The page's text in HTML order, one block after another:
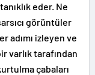
eder. Ne
görüntüler
adımı izleyen ve
varlık tarafından
çabaları